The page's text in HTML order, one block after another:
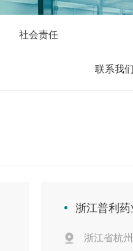
社会责任
联系我们
浙江普利药
浙江省杭